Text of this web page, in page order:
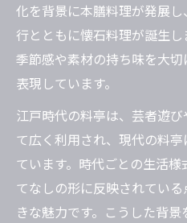
江戸時代の料亭が生
江戸時代に花開
和食料亭が誕生
和食料亭の歴史
江戸期の料亭が
和食歴史年表で学ぶ
和食と料亭の歩
化を背景に本膳料理が発展
行とともに懐石料理が誕生し
季節感や素材の持ち味を大
表現しています。
江戸時代の料亭は、芸者遊
て広く利用され、現代の料
ています。時代ごとの生活
てなしの形に反映されてい
きな魅力です。こうした背